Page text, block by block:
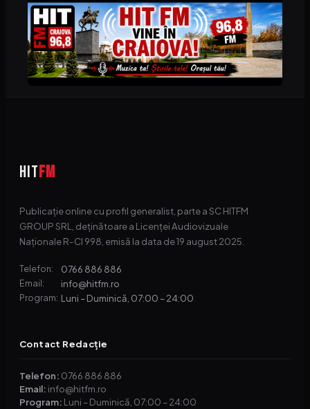
HITFM
Publicație online cu profil generalist, parte a SC HITFM
GROUP SRL, deținătoare a Licenței Audiovizuale
Naționale R-CI 998, emisă la data de 19 august 2025.
Telefon: 0766 886 886
Email: info@hitfm.ro
Program: Luni – Duminică, 07:00 – 24:00
Contact Redacție
Telefon: 0766 886 886
Email: info@hitfm.ro
Program: Luni – Duminică, 07:00 – 24:00